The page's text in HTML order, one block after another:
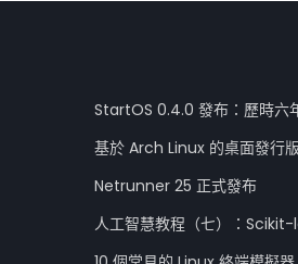
StartOS 0.4.0 發布：歷時六
基於 Arch Linux 的桌面發行
Netrunner 25 正式發布
人工智慧教程（七）：